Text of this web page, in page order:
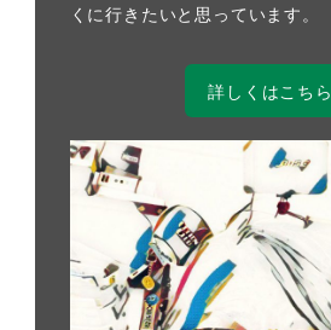
くに行きたいと思っています。
詳しくはこちら